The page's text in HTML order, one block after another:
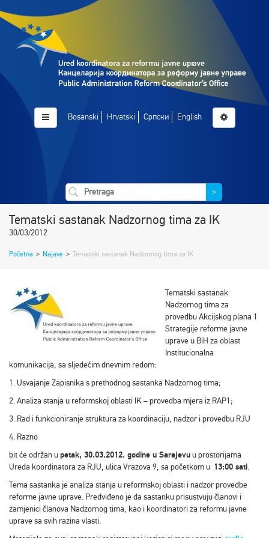
Bosanski Hrvatski Српски English
>
Tematski sastanak Nadzornog tima za IK
30/03/2012
Početna > Najave > Tematski sastanak Nadzornog tima za IK
Tematski sastanak
Nadzornog tima za
provedbu Akcijskog plana 1
Strategije reforme javne
uprave u BiH za oblast
Institucionalna
komunikacija, sa sljedećim dnevnim redom:
1. Usvajanje Zapisnika s prethodnog sastanka Nadzornog tima;
2. Analiza stanja u reformskoj oblasti IK – provedba mjera iz RAP1;
3. Rad i funkcioniranje struktura za koordinaciju, nadzor i provedbu RJU
4. Razno
bit će održan upetak, 30.03.2012. godine u Sarajevuu prostorijama
Ureda koordinatora za RJU, ulica Vrazova 9, sa početkom u 13:00 sati.
Tema sastanka je analiza stanja u reformskoj oblasti i nadzor provedbe
reforme javne uprave. Predviđeno je da sastanku prisustvuju članovi i
zamjenici članova Nadzornog tima, kao i koordinatori za reformu javne
uprave sa svih razina vlasti.